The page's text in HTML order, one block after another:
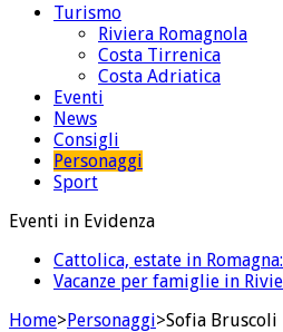
Turismo
Riviera Romagnola
Costa Tirrenica
Costa Adriatica
Eventi
News
Consigli
Personaggi
Sport
Eventi in Evidenza
Cattolica, estate in
Vacanze per famiglie in
Home>Personaggi>Sofia Bruscoli